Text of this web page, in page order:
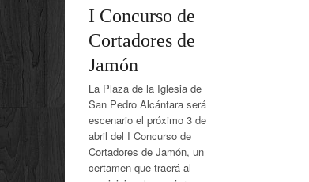
I Concurso de
Cortadores de
Jamón
La Plaza de la Iglesia de
San Pedro Alcántara será
escenario el próximo 3 de
abril del I Concurso de
Cortadores de Jamón, un
certamen que traerá al